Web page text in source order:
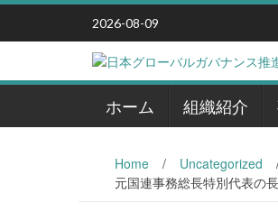
Skip
content
2026-08-09
ホーム 組織紹介
Home / Uncategorized
元国連事務総長特別代表の